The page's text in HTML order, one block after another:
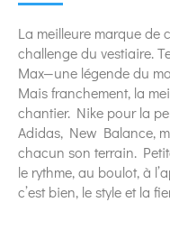
La meilleure marque de
challenge du vestiaire.
Max—une légende du
Mais franchement, la
chantier. Nike pour la
Adidas, New Balance,
chacun son terrain.
le rythme, au boulot, à
c’est bien, le style et la